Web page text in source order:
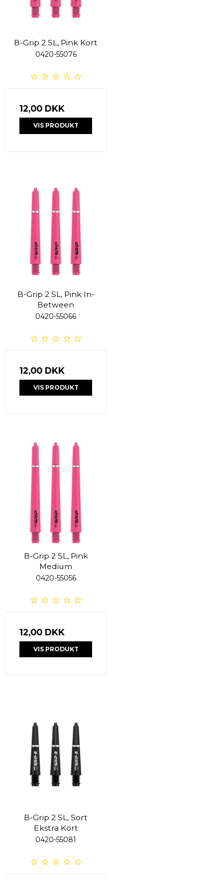
B-Grip 2 SL, Pink Kort
0420-55076
12,00 DKK
VIS PRODUKT
B-Grip 2 SL, Pink In-
Between
0420-55066
12,00 DKK
VIS PRODUKT
B-Grip 2 SL, Pink
Medium
0420-55056
12,00 DKK
VIS PRODUKT
B-Grip 2 SL, Sort
Ekstra Kort
0420-55081